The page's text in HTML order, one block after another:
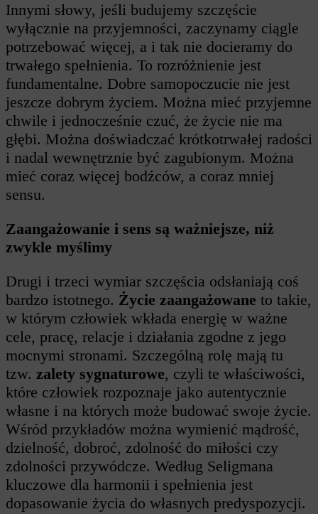
Innymi słowy, jeśli budujemy szczęście
wyłącznie na przyjemności, zaczynamy ciągle
potrzebować więcej, a i tak nie docieramy do
trwałego spełnienia. To rozróżnienie jest
fundamentalne. Dobre samopoczucie nie jest
jeszcze dobrym życiem. Można mieć przyjemne
chwile i jednocześnie czuć, że życie nie ma
głębi. Można doświadczać krótkotrwałej radości
i nadal wewnętrznie być zagubionym. Można
mieć coraz więcej bodźców, a coraz mniej
sensu.
Zaangażowanie i sens są ważniejsze, niż
zwykle myślimy
Drugi i trzeci wymiar szczęścia odsłaniają coś
bardzo istotnego. Życie zaangażowane to takie,
w którym człowiek wkłada energię w ważne
cele, pracę, relacje i działania zgodne z jego
mocnymi stronami. Szczególną rolę mają tu
tzw. zalety sygnaturowe, czyli te właściwości,
które człowiek rozpoznaje jako autentycznie
własne i na których może budować swoje życie.
Wśród przykładów można wymienić mądrość,
dzielność, dobroć, zdolność do miłości czy
zdolności przywódcze. Według Seligmana
kluczowe dla harmonii i spełnienia jest
dopasowanie życia do własnych predyspozycji.